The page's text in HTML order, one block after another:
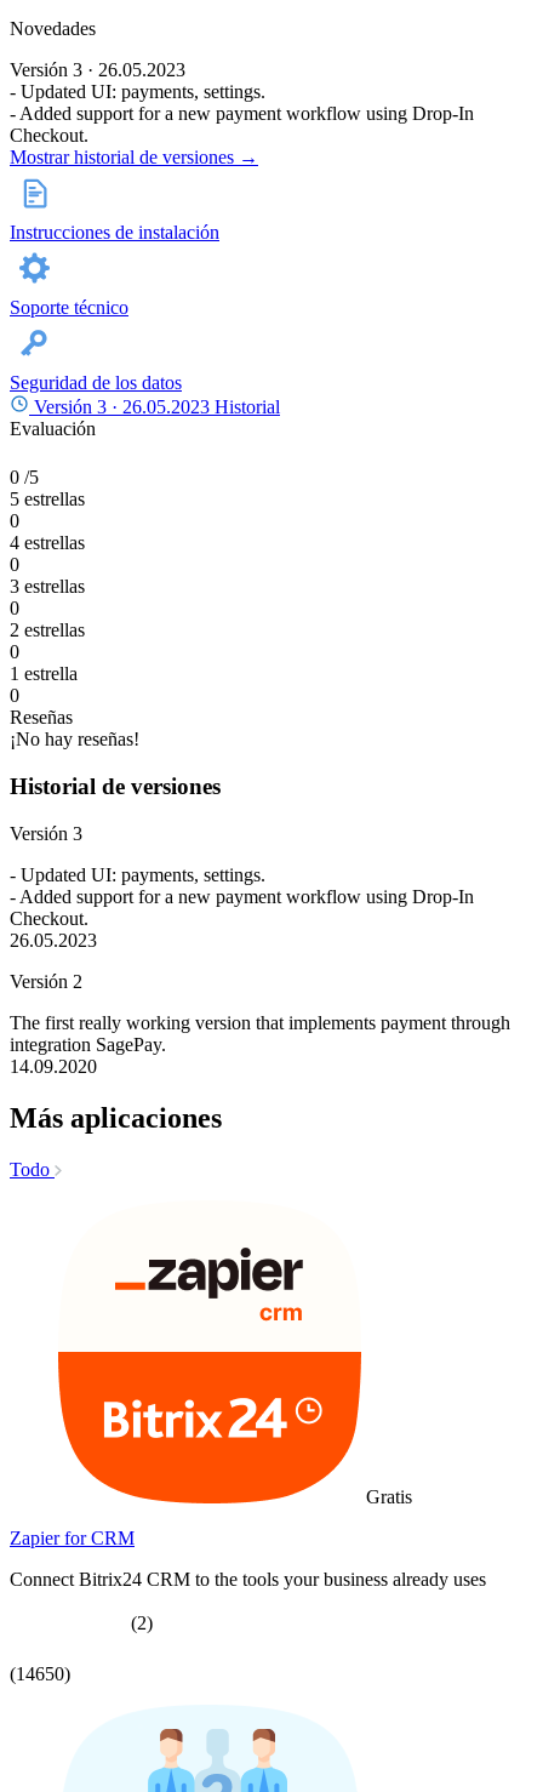
Novedades
Versión 3 · 26.05.2023
- Updated UI: payments, settings.
- Added support for a new payment workflow using Drop-In
Checkout.
Mostrar historial de versiones →
Instrucciones de instalación
Soporte técnico
Seguridad de los datos
Versión 3 · 26.05.2023 Historial
Evaluación
0 /5
5 estrellas
0
4 estrellas
0
3 estrellas
0
2 estrellas
0
1 estrella
0
Reseñas
¡No hay reseñas!
Historial de versiones
Versión 3
- Updated UI: payments, settings.
- Added support for a new payment workflow using Drop-In
Checkout.
26.05.2023
Versión 2
The first really working version that implements payment through
integration SagePay.
14.09.2020
Más aplicaciones
Todo
Gratis
Zapier for CRM
Connect Bitrix24 CRM to the tools your business already uses
(2)
(14650)